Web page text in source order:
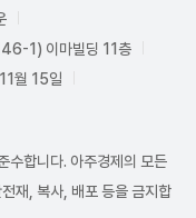
1) 이마빌딩 11층
월 15일
수합니다. 아주경제의 모든
재, 복사, 배포 등을 금지합